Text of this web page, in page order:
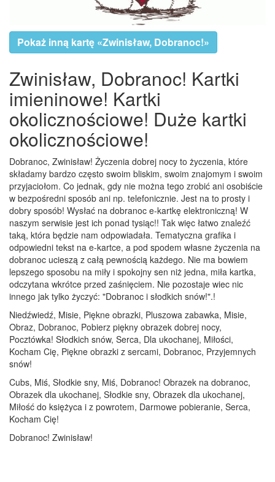
Pokaż inną kartę «Zwinisław, Dobranoc!»
Zwinisław, Dobranoc! Kartki
imieninowe! Kartki
okolicznościowe! Duże kartki
okolicznościowe!
Dobranoc, Zwinisław! Życzenia dobrej nocy to życzenia, które
składamy bardzo często swoim bliskim, swoim znajomym i swoim
przyjaciołom. Co jednak, gdy nie można tego zrobić ani osobiście
w bezpośredni sposób ani np. telefonicznie. Jest na to prosty i
dobry sposób! Wysłać na dobranoc e-kartkę elektroniczną! W
naszym serwisie jest ich ponad tysiąc!! Tak więc łatwo znaleźć
taką, która będzie nam odpowiadała. Tematyczna grafika i
odpowiedni tekst na e-kartce, a pod spodem własne życzenia na
dobranoc ucieszą z całą pewnością każdego. Nie ma bowiem
lepszego sposobu na miły i spokojny sen niż jedna, miła kartka,
odczytana wkrótce przed zaśnięciem. Nie pozostaje wiec nic
innego jak tylko życzyć: "Dobranoc i słodkich snów!".!
Niedźwiedź, Misie, Piękne obrazki, Pluszowa zabawka, Misie,
Obraz, Dobranoc, Pobierz piękny obrazek dobrej nocy,
Pocztówka! Słodkich snów, Serca, Dla ukochanej, Miłości,
Kocham Cię, Piękne obrazki z sercami, Dobranoc, Przyjemnych
snów!
Cubs, Miś, Słodkie sny, Miś, Dobranoc! Obrazek na dobranoc,
Obrazek dla ukochanej, Słodkie sny, Obrazek dla ukochanej,
Miłość do księżyca i z powrotem, Darmowe pobieranie, Serca,
Kocham Cię!
Dobranoc! Zwinisław!